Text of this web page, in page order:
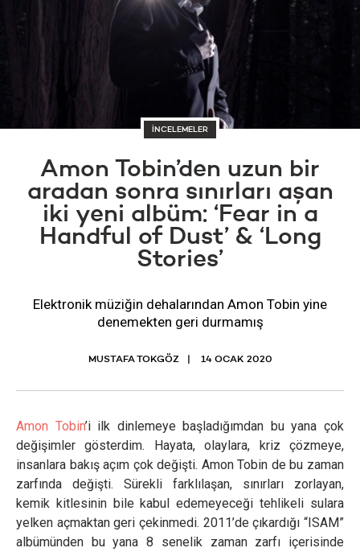
İNCELEMELER
Amon Tobin’den uzun bir
aradan sonra sınırları aşan
iki yeni albüm: ‘Fear in a
Handful of Dust’ & ‘Long
Stories’
Elektronik müziğin dehalarından Amon Tobin yine
denemekten geri durmamış
MUSTAFA TOKGÖZ 14 OCAK 2020
Amon Tobin’i ilk dinlemeye başladığımdan bu yana çok
değişimler gösterdim. Hayata, olaylara, kriz çözmeye,
insanlara bakış açım çok değişti. Amon Tobin de bu zaman
zarfında değişti. Sürekli farklılaşan, sınırları zorlayan,
kemik kitlesinin bile kabul edemeyeceği tehlikeli sulara
yelken açmaktan geri çekinmedi. 2011’de çıkardığı “ISAM”
albümünden bu yana 8 senelik zaman zarfı içerisinde